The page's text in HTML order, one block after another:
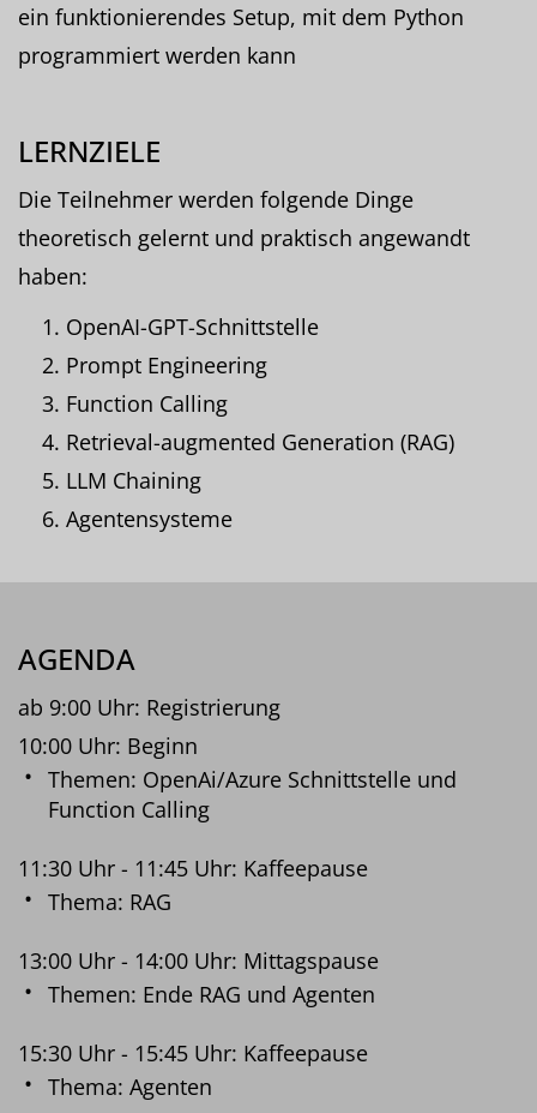
ein funktionierendes Setup, mit dem Python
programmiert werden kann
LERNZIELE
Die Teilnehmer werden folgende Dinge
theoretisch gelernt und praktisch angewandt
haben:
OpenAI-GPT-Schnittstelle
Prompt Engineering
Function Calling
Retrieval-augmented Generation (RAG)
LLM Chaining
Agentensysteme
AGENDA
ab 9:00 Uhr: Registrierung
10:00 Uhr: Beginn
Themen: OpenAi/Azure Schnittstelle und
Function Calling
11:30 Uhr - 11:45 Uhr: Kaffeepause
Thema: RAG
13:00 Uhr - 14:00 Uhr: Mittagspause
Themen: Ende RAG und Agenten
15:30 Uhr - 15:45 Uhr: Kaffeepause
Thema: Agenten